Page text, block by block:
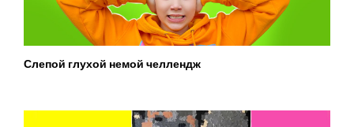
Слепой глухой немой челлендж